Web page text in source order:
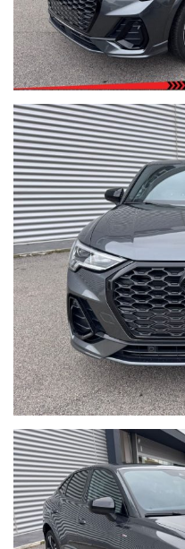
Tutti i veicoli sono in pronta
un'appuntamento, è sempre
con un vostro meccanico o
Dini Motors è sinonimo di
1960.
I nostri usati sono
della consegna, sono coperti
per 12 mesi, usufruibile su
fino 60 mesi (5 ANNI) con
Ritiriamo o acquistiamo il tuo
descrivere la permuta con
esterne/interne/meccaniche
eventuali difetti/lavori da
Possibilità di pagamento con
rate personalizzabili, da
automatico del sito è
Formule finanziarie anche
anni.
Per gli interessati è gradito
Ci puoi trovare a Sant'Angelo
Voc. Calvernazzo n° 3 lungo
servizio Beyfin.